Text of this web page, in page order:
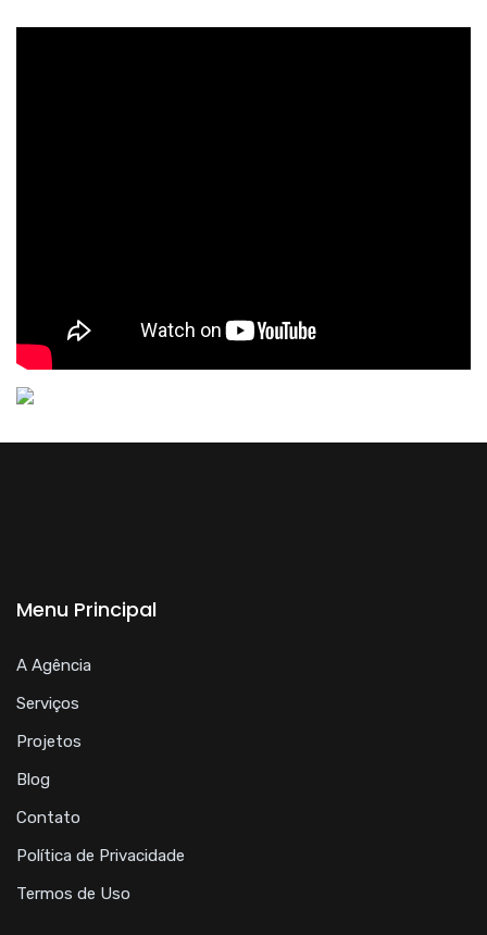
Menu Principal
A Agência
Serviços
Projetos
Blog
Contato
Política de Privacidade
Termos de Uso